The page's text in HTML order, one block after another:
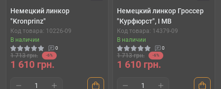
Немецкий линкор
"Kronprinz"
Код товара: 10226-09
В наличии
0
1 713 грн. -6%
1 610 грн.
Немецкий линкор Гроссер
"Курфюрст", I МВ
Код товара: 14379-09
В наличии
0
1 713 грн. -6%
1 610 грн.